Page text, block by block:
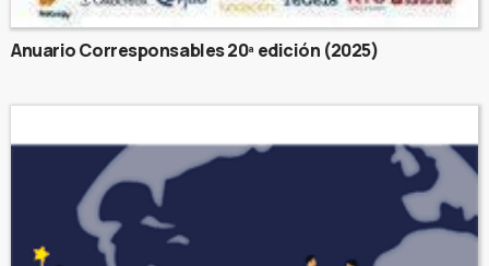
Anuario Corresponsables 20ª edición (2025)